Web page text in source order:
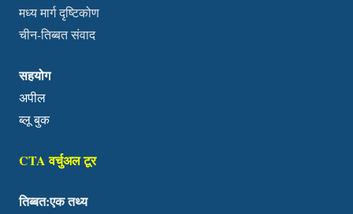
मध्य मार्ग दृष्टिकोण
चीन-तिब्बत संवाद
सहयोग
अपील
ब्लू बुक
CTA वर्चुअल टूर
तिब्बत:एक तथ्य